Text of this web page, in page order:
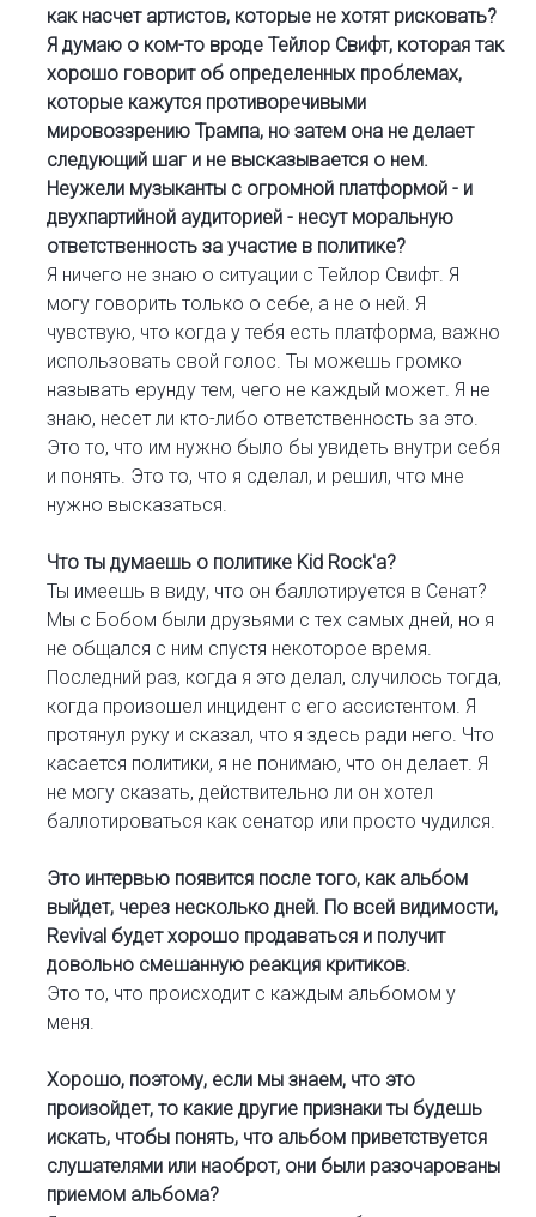
как насчет артистов, которые не хотят рисковать?
Я думаю о ком-то вроде Тейлор Свифт, которая так
хорошо говорит об определенных проблемах,
которые кажутся противоречивыми
мировоззрению Трампа, но затем она не делает
следующий шаг и не высказывается о нем.
Неужели музыканты с огромной платформой - и
двухпартийной аудиторией - несут моральную
ответственность за участие в политике?
Я ничего не знаю о ситуации с Тейлор Свифт. Я
могу говорить только о себе, а не о ней. Я
чувствую, что когда у тебя есть платформа, важно
использовать свой голос. Ты можешь громко
называть ерунду тем, чего не каждый может. Я не
знаю, несет ли кто-либо ответственность за это.
Это то, что им нужно было бы увидеть внутри себя
и понять. Это то, что я сделал, и решил, что мне
нужно высказаться.
Что ты думаешь о политике Kid Rock'a?
Ты имеешь в виду, что он баллотируется в Сенат?
Мы с Бобом были друзьями с тех самых дней, но я
не общался с ним спустя некоторое время.
Последний раз, когда я это делал, случилось тогда,
когда произошел инцидент с его ассистентом. Я
протянул руку и сказал, что я здесь ради него. Что
касается политики, я не понимаю, что он делает. Я
не могу сказать, действительно ли он хотел
баллотироваться как сенатор или просто чудился.
Это интервью появится после того, как альбом
выйдет, через несколько дней. По всей видимости,
Revival будет хорошо продаваться и получит
довольно смешанную реакция критиков.
Это то, что происходит с каждым альбомом у
меня.
Хорошо, поэтому, если мы знаем, что это
произойдет, то какие другие признаки ты будешь
искать, чтобы понять, что альбом приветствуется
слушателями или наоброт, они были разочарованы
приемом альбома?